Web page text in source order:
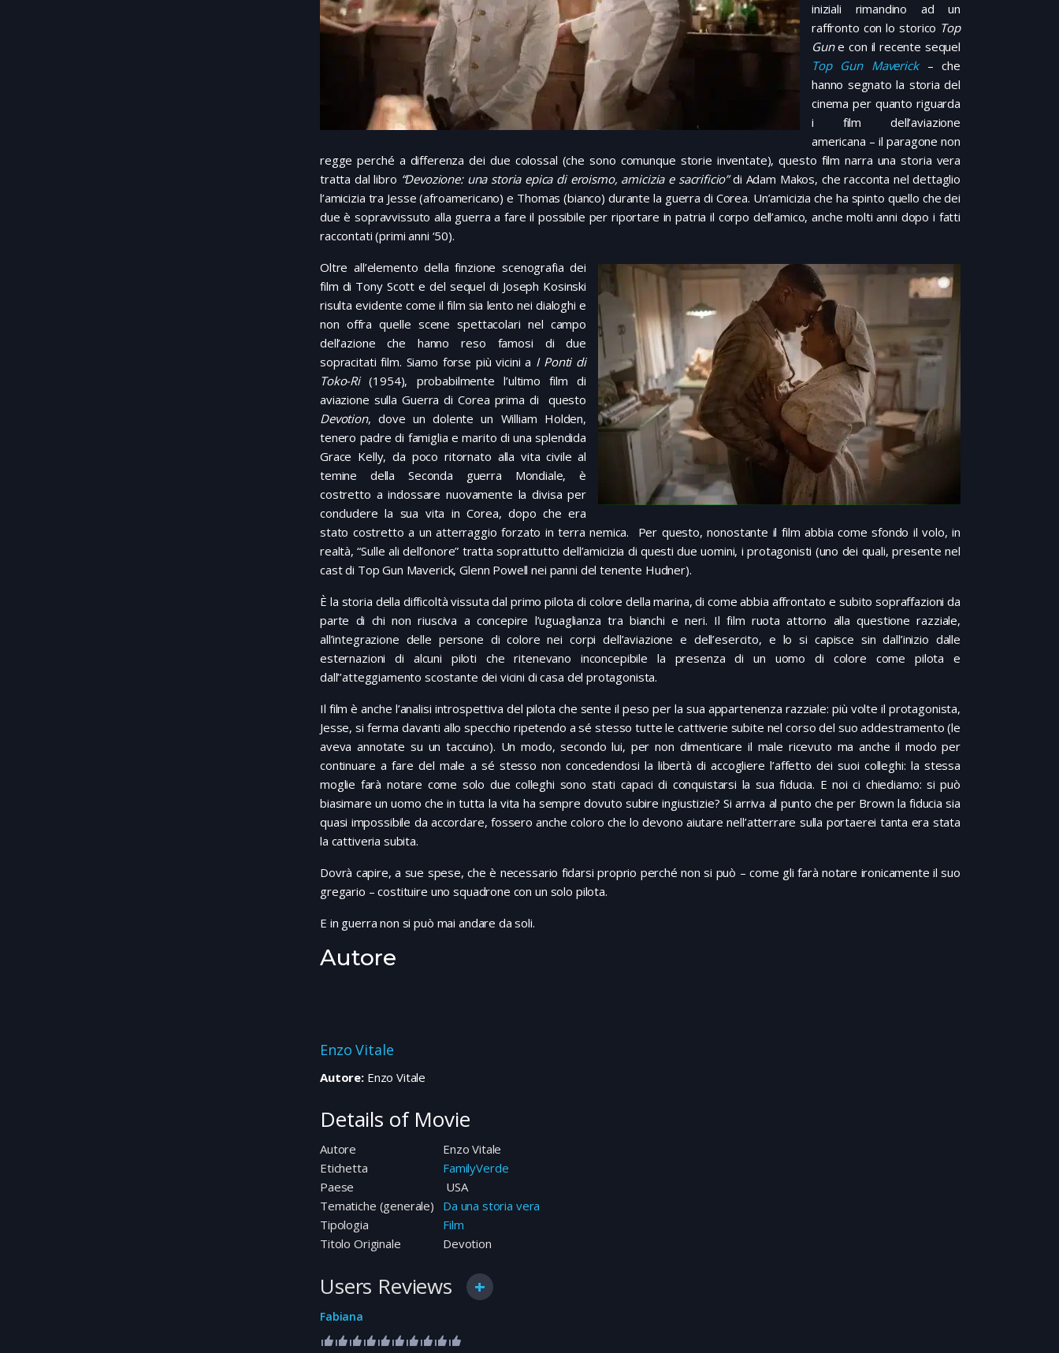
iniziali rimandino ad un
raffronto con lo storico Top
Gune con il recente sequel
Top Gun Maverick
– che
hanno segnato la storia del
cinema per quanto riguarda
i film dell’aviazione
americana – il paragone non
regge perché a differenza dei due colossal (che sono comunque storie inventate), questo film narra una storia vera
tratta dal libro “Devozione: una storia epica di eroismo, amicizia e sacrificio”di Adam Makos, che racconta nel dettaglio
l’amicizia tra Jesse (afroamericano) e Thomas (bianco) durante la guerra di Corea. Un’amicizia che ha spinto quello che dei
due è sopravvissuto alla guerra a fare il possibile per riportare in patria il corpo dell’amico, anche molti anni dopo i fatti
raccontati (primi anni ‘50).
Oltre all’elemento della finzione scenografia dei
film di Tony Scott e del sequel di Joseph Kosinski
risulta evidente come il film sia lento nei dialoghi e
non offra quelle scene spettacolari nel campo
dell’azione che hanno reso famosi di due
sopracitati film. Siamo forse più vicini a I Ponti di
Toko-Ri(1954), probabilmente l’ultimo film di
aviazione sulla Guerra di Corea prima di questo
Devotion, dove un dolente un William Holden,
tenero padre di famiglia e marito di una splendida
Grace Kelly, da poco ritornato alla vita civile al
temine della Seconda guerra Mondiale, è
costretto a indossare nuovamente la divisa per
concludere la sua vita in Corea, dopo che era
stato costretto a un atterraggio forzato in terra nemica. Per questo, nonostante il film abbia come sfondo il volo, in
realtà, “Sulle ali dell’onore” tratta soprattutto dell’amicizia di questi due uomini, i protagonisti (uno dei quali, presente nel
cast di Top Gun Maverick, Glenn Powell nei panni del tenente Hudner).
È la storia della difficoltà vissuta dal primo pilota di colore della marina, di come abbia affrontato e subito sopraffazioni da
parte di chi non riusciva a concepire l’uguaglianza tra bianchi e neri. Il film ruota attorno alla questione razziale,
all’integrazione delle persone di colore nei corpi dell’aviazione e dell’esercito, e lo si capisce sin dall’inizio dalle
esternazioni di alcuni piloti che ritenevano inconcepibile la presenza di un uomo di colore come pilota e
dall’’atteggiamento scostante dei vicini di casa del protagonista.
Il film è anche l’analisi introspettiva del pilota che sente il peso per la sua appartenenza razziale: più volte il protagonista,
Jesse, si ferma davanti allo specchio ripetendo a sé stesso tutte le cattiverie subite nel corso del suo addestramento (le
aveva annotate su un taccuino). Un modo, secondo lui, per non dimenticare il male ricevuto ma anche il modo per
continuare a fare del male a sé stesso non concedendosi la libertà di accogliere l’affetto dei suoi colleghi: la stessa
moglie farà notare come solo due colleghi sono stati capaci di conquistarsi la sua fiducia. E noi ci chiediamo: si può
biasimare un uomo che in tutta la vita ha sempre dovuto subire ingiustizie? Si arriva al punto che per Brown la fiducia sia
quasi impossibile da accordare, fossero anche coloro che lo devono aiutare nell’atterrare sulla portaerei tanta era stata
la cattiveria subita.
Dovrà capire, a sue spese, che è necessario fidarsi proprio perché non si può – come gli farà notare ironicamente il suo
gregario – costituire uno squadrone con un solo pilota.
E in guerra non si può mai andare da soli.
Autore
Enzo Vitale
Autore:Enzo Vitale
Details of Movie
Autore
Enzo Vitale
Etichetta
FamilyVerde
Paese
USA
Tematiche (generale)
Da una storia vera
Tipologia
Film
Titolo Originale
Devotion
Users Reviews
Fabiana